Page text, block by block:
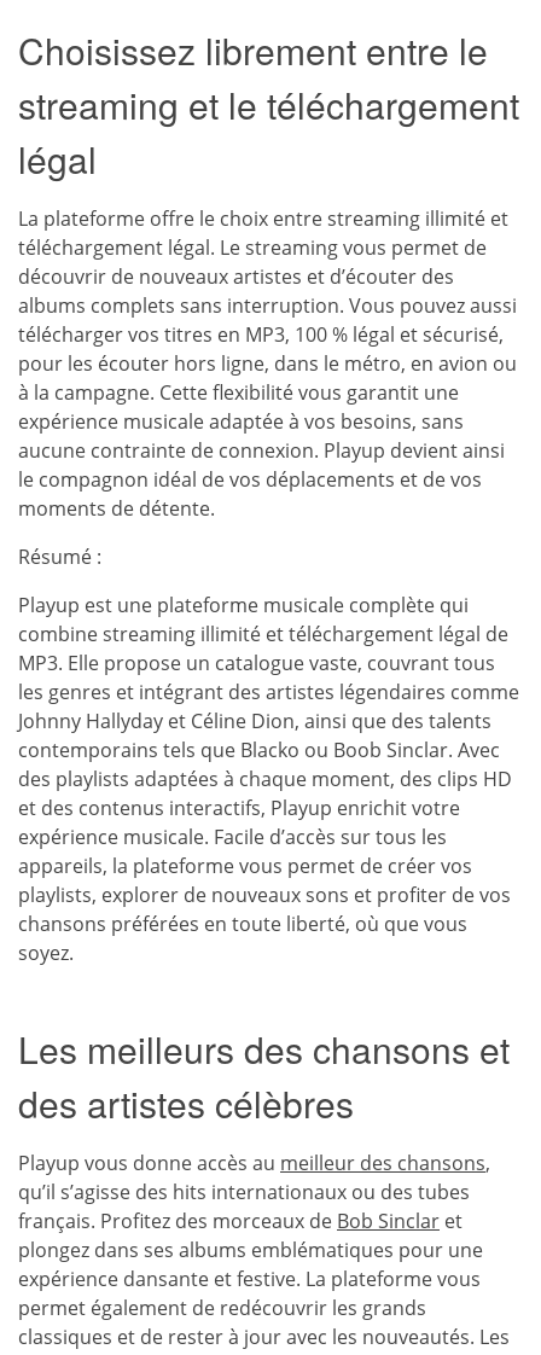
Choisissez librement entre le
streaming et le téléchargement
légal
La plateforme offre le choix entre streaming illimité et
téléchargement légal. Le streaming vous permet de
découvrir de nouveaux artistes et d’écouter des
albums complets sans interruption. Vous pouvez aussi
télécharger vos titres en MP3, 100 % légal et sécurisé,
pour les écouter hors ligne, dans le métro, en avion ou
à la campagne. Cette flexibilité vous garantit une
expérience musicale adaptée à vos besoins, sans
aucune contrainte de connexion. Playup devient ainsi
le compagnon idéal de vos déplacements et de vos
moments de détente.
Résumé :
Playup est une plateforme musicale complète qui
combine streaming illimité et téléchargement légal de
MP3. Elle propose un catalogue vaste, couvrant tous
les genres et intégrant des artistes légendaires comme
Johnny Hallyday et Céline Dion, ainsi que des talents
contemporains tels que Blacko ou Boob Sinclar. Avec
des playlists adaptées à chaque moment, des clips HD
et des contenus interactifs, Playup enrichit votre
expérience musicale. Facile d’accès sur tous les
appareils, la plateforme vous permet de créer vos
playlists, explorer de nouveaux sons et profiter de vos
chansons préférées en toute liberté, où que vous
soyez.
Les meilleurs des chansons et
des artistes célèbres
Playup vous donne accès au meilleur des chansons,
qu’il s’agisse des hits internationaux ou des tubes
français. Profitez des morceaux de Bob Sinclar et
plongez dans ses albums emblématiques pour une
expérience dansante et festive. La plateforme vous
permet également de redécouvrir les grands
classiques et de rester à jour avec les nouveautés. Les